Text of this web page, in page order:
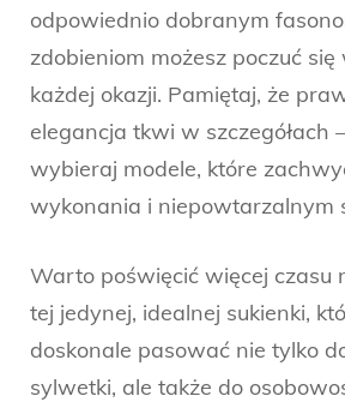
odpowiednio dobranym
zdobieniom możesz poczuć
każdej okazji. Pamiętaj, że
elegancja tkwi w szczegółach
wybieraj modele, które
wykonania i niepowtarzalnym
Warto poświęcić więcej czasu
tej jedynej, idealnej sukienki,
doskonale pasować nie tylko
sylwetki, ale także do